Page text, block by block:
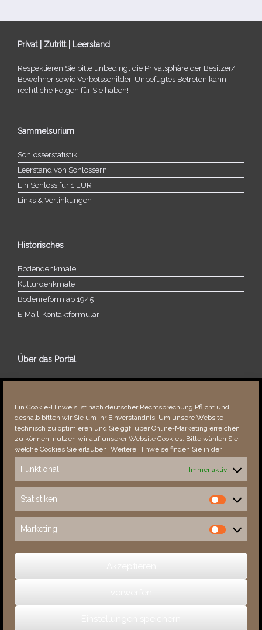
Ein Cookie-Hinweis ist nach deutscher Rechtsprechung Pflicht und
deshalb bitten wir Sie um Ihr Einverständnis: Um unsere Website
technisch zu optimieren und Sie ggf. über Online-Marketing erreichen
zu können, nutzen wir auf unserer Website Cookies. Bitte wählen Sie,
welche Cookies Sie erlauben. Weitere Hinweise finden Sie in der
Funktional Immer aktiv
Statistiken
Statistiken
Marketing
Marketing
Privat | Zutritt | Leerstand
Respektieren Sie bitte unbe­dingt die Privatsphäre der Besitzer/​
Bewohner sowie Verbotsschilder. Unbefugtes Betreten kann
recht­li­che Folgen für Sie haben!
Sammelsurium
Schlösserstatistik
Leerstand von Schlössern
Ein Schloss für 1 EUR
Links & Verlinkungen
Historisches
Bodendenkmale
Kulturdenkmale
Bodenreform ab 1945
E‑Mail-​​Kontaktformular
Über das Portal
Über dieses Portal
Fehler bemerkt?
Besucher seit 08/​2021
This Week
30429